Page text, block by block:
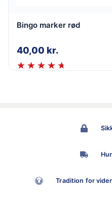
Bingo marker rød
40,00 kr.
Tradition for